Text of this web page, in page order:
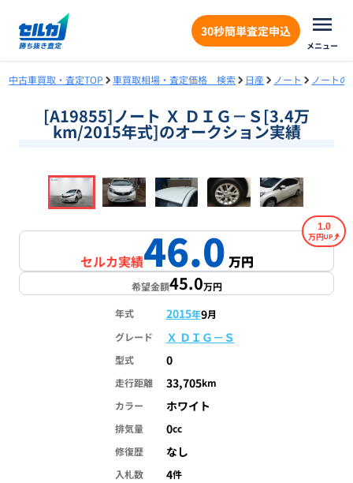
30秒簡単査定申込
メニュー
中古車買取・査定TOP 車買取相場・査定価格 検索 日産 ノート ノート
[A19855]ノート Ｘ ＤＩＧ－Ｓ[3.4万
km/2015年式]のオークション実績
1/16
セルカ実績46.0万円
1.0
万円
希望金額45.0万円
年式 2015年9月
グレード
Ｘ ＤＩＧ－Ｓ
型式 0
走行距離 33,705km
カラー
ホワイト
排気量 0cc
修復歴
なし
入札数 4件